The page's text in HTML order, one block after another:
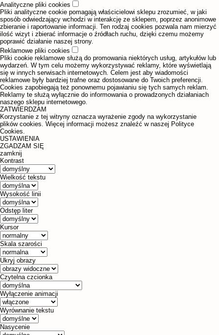
Analityczne pliki cookies
Pliki analityczne cookie pomagają właścicielowi sklepu zrozumieć, w jaki
sposób odwiedzający wchodzi w interakcję ze sklepem, poprzez anonimowe
zbieranie i raportowanie informacji. Ten rodzaj cookies pozwala nam mierzyć
ilość wizyt i zbierać informacje o źródłach ruchu, dzięki czemu możemy
poprawić działanie naszej strony.
Reklamowe pliki cookies
Pliki cookie reklamowe służą do promowania niektórych usług, artykułów lub
wydarzeń. W tym celu możemy wykorzystywać reklamy, które wyświetlają
się w innych serwisach internetowych. Celem jest aby wiadomości
reklamowe były bardziej trafne oraz dostosowane do Twoich preferencji.
Cookies zapobiegają też ponownemu pojawianiu się tych samych reklam.
Reklamy te służą wyłącznie do informowania o prowadzonych działaniach
naszego sklepu internetowego.
ZATWIERDZAM
Korzystanie z tej witryny oznacza wyrażenie zgody na wykorzystanie
plików cookies. Więcej informacji możesz znaleźć w naszej Polityce
Cookies.
USTAWIENIA
ZGADZAM SIĘ
zamknij
Kontrast
Wielkość tekstu
Wysokość linii
Odstęp liter
Kursor
Skala szarości
Ukryj obrazy
Czytelna czcionka
Wyłączenie animacji
Wyrównanie tekstu
Nasycenie